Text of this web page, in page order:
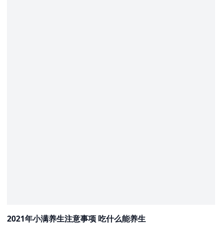
2021年小满养生注意事项 吃什么能养生